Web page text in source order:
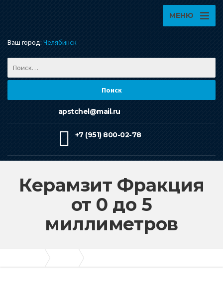
Ваш город: Челябинск
МЕНЮ
apstchel@mail.ru
+7 (951) 800-02-78
Керамзит Фракция
от 0 до 5
миллиметров